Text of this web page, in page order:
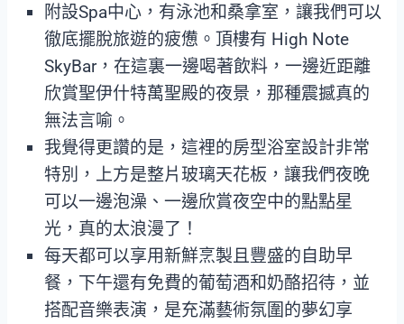
附設Spa中心，有泳池和桑拿室，讓我們可以
徹底擺脫旅遊的疲憊。頂樓有 High Note
SkyBar，在這裏一邊喝著飲料，一邊近距離
欣賞聖伊什特萬聖殿的夜景，那種震撼真的
無法言喻。
我覺得更讚的是，這裡的房型浴室設計非常
特別，上方是整片玻璃天花板，讓我們夜晚
可以一邊泡澡、一邊欣賞夜空中的點點星
光，真的太浪漫了！
每天都可以享用新鮮烹製且豐盛的自助早
餐，下午還有免費的葡萄酒和奶酪招待，並
搭配音樂表演，是充滿藝術氛圍的夢幻享